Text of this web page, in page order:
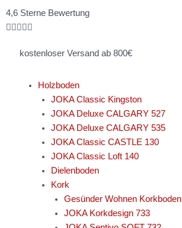
4,6 Sterne Bewertung
    
Bewertet
von
kostenloser Versand ab 800€
Holzboden
JOKA Classic Kingston
JOKA Deluxe CALGARY 527
JOKA Deluxe CALGARY 535
JOKA Classic CASTLE 130
JOKA Classic Loft 140
Dielenboden
Kork
Gesünder Wohnen Korkboden
JOKA Korkdesign 733